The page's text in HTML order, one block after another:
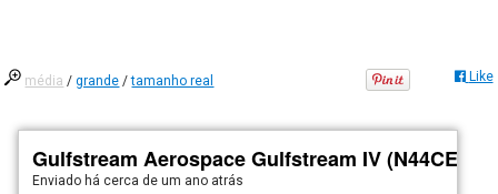
média /grande /tamanho real Like
Gulfstream Aerospace Gulfstream IV (N44CE)
Enviado há cerca de um ano atrás